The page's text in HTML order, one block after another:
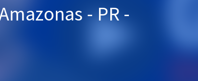
- PR -